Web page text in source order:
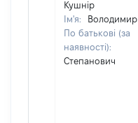
Кушнір
Ім'я:
Володимир
По батькові (за
наявності):
Степанович